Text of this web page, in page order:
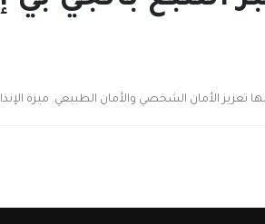
الأمان الشخصي والأمان الطبيعي. ميزة